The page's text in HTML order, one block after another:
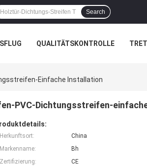
Search
QUALITÄTSKONTROLLE
Einfache Installation
PVC-Dichtungsstreifen-
Herkunftsort:
China
Markenname:
Bh
Zertifizierung:
CE